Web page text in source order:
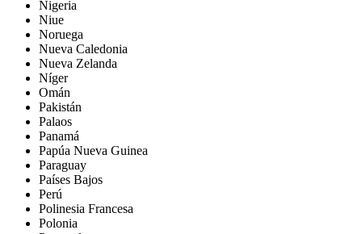
Nigeria
Niue
Noruega
Nueva Caledonia
Nueva Zelanda
Níger
Omán
Pakistán
Palaos
Panamá
Papúa Nueva Guinea
Paraguay
Países Bajos
Perú
Polinesia Francesa
Polonia